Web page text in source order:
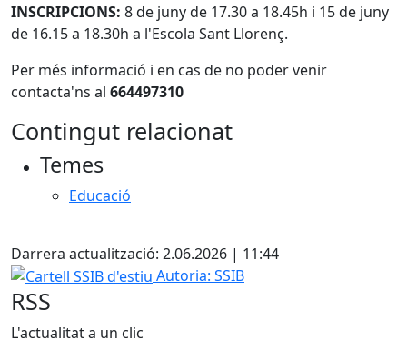
INSCRIPCIONS: 8 de juny de 17.30 a 18.45h i 15 de juny
de 16.15 a 18.30h a l'Escola Sant Llorenç.
Per més informació i en cas de no poder venir
contacta'ns al 664497310
Contingut relacionat
Temes
Educació
Darrera actualització: 2.06.2026 | 11:44
Cartell SSIB d'estiu
Autoria: SSIB
RSS
L'actualitat a un clic